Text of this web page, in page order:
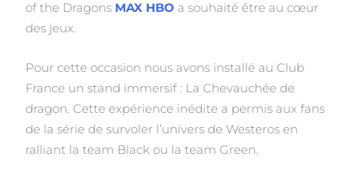
of the Dragons MAX HBO a souhaité être au cœur
des jeux.
Pour cette occasion nous avons installé au Club
France un stand immersif : La Chevauchée de
dragon. Cette expérience inédite a permis aux fans
de la série de survoler l’univers de Westeros en
ralliant la team Black ou la team Green.